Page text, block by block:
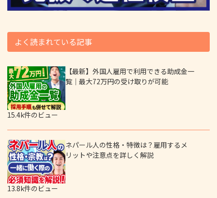
よく読まれている記事
【最新】外国人雇用で利用できる助成金一
覧｜最大72万円の受け取りが可能
15.4k件のビュー
ネパール人の性格・特徴は？雇用するメ
リットや注意点を詳しく解説
13.8k件のビュー